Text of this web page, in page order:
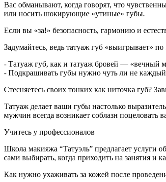
Вас обманывают, когда говорят, что
или носить шокирующие «утиные» губы.
Если вы «за!» безопасность, гармонию и
Задумайтесь, ведь татуаж губ «выигрывает»
- Татуаж губ, как и татуаж бровей — «вечный
- Подкрашивать губы нужно чуть ли не каждый
Стесняетесь своих тонких как ниточка губ?
Татуаж делает ваши губы настолько
мужчин всегда возникает соблазн поцеловать
Учитесь у профессионалов
Школа макияжа “Татуэль” предлагает услуги
сами выбирать, когда приходить на занятия и
Как нужно ухаживать за кожей после